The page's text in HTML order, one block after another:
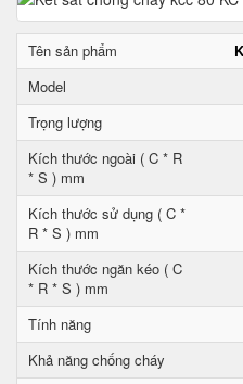
Tên sản phẩm
Model
Trọng lượng
Kích thước ngoài ( C * R
* S ) mm
Kích thước sử dụng ( C *
R * S ) mm
Kích thước ngăn kéo ( C
* R * S ) mm
Tính năng
Khả năng chống cháy